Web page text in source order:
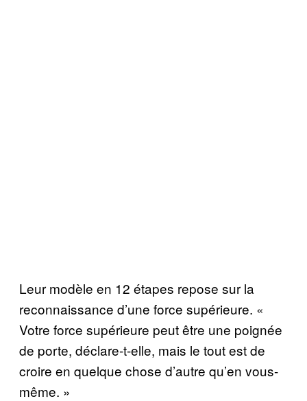
Leur modèle en 12 étapes repose sur la
reconnaissance d’une force supérieure. «
Votre force supérieure peut être une poignée
de porte, déclare-t-elle, mais le tout est de
croire en quelque chose d’autre qu’en vous-
même. »